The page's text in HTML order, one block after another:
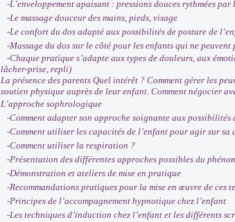
-L’enveloppement apaisant : pressions douces rythmées
-Le massage douceur des mains, pieds, visage
-Le confort du dos adapté aux possibilités de posture de
-Massage du dos sur le côté pour les enfants qui ne
-Chaque pratique s’adapte aux types de douleurs, aux
lâcher-prise, repli)
La présence des parents Quel intérêt ? Comment gérer les
soutien physique auprès de leur enfant. Comment négocier
L’approche sophrologique
-Comment adapter son approche soignante aux possibilités
-Comment utiliser les capacités de l’enfant pour agir sur sa
-Comment utiliser la respiration ?
-Présentation des différentes approches possibles du
-Démonstration et ateliers de mise en pratique
-Recommandations pratiques pour la mise en œuvre de ces
-Principes de l’accompagnement hypnotique chez l’enfant
-Les techniques d’induction chez l’enfant et les différents